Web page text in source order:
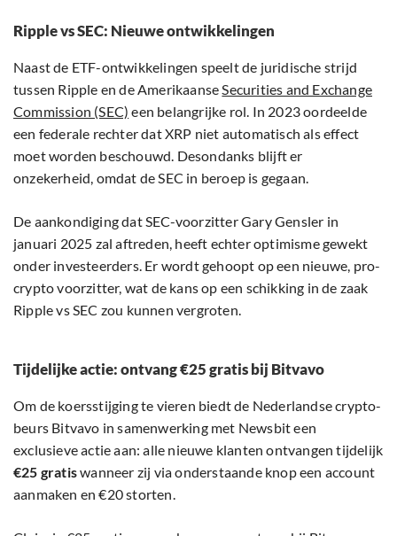
Ripple vs SEC: Nieuwe ontwikkelingen
Naast de ETF-ontwikkelingen speelt de juridische strijd
tussen Ripple en de AmerikaanseSecurities and Exchange
Commission (SEC) een belangrijke rol. In 2023 oordeelde
een federale rechter dat XRP niet automatisch als effect
moet worden beschouwd. Desondanks blijft er
onzekerheid, omdat de SEC in beroep is gegaan.
De aankondiging dat SEC-voorzitter Gary Gensler in
januari 2025 zal aftreden, heeft echter optimisme gewekt
onder investeerders. Er wordt gehoopt op een nieuwe, pro-
crypto voorzitter, wat de kans op een schikking in de zaak
Ripple vs SEC zou kunnen vergroten.
Tijdelijke actie: ontvang €25 gratis bij Bitvavo
Om de koersstijging te vieren biedt de Nederlandse crypto-
beurs Bitvavo in samenwerking met Newsbit een
exclusieve actie aan: alle nieuwe klanten ontvangen tijdelijk
€25 gratiswanneer zij via onderstaande knop een account
aanmaken en €20 storten.